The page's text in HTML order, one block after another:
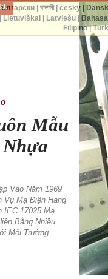
Mẫu
Vào Năm 1969
Vụ Mạ Điện Hàng
IEC 17025 Mạ
Bằng Nhiều
Môi Trường.
|বাঙ্গালী|česky
Lietuviškai| Latviešu|
Filipino|